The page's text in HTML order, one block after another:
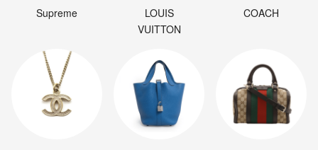
Supreme
LOUIS
VUITTON
COACH